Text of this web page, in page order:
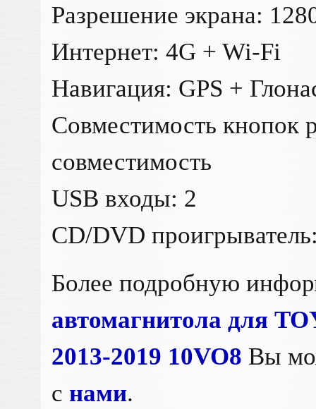
Разрешение экрана:
Интернет: 4G + Wi-Fi
Навигация: GPS +
Совместимость кнопок
совместимость
USB входы: 2
CD/DVD
Более подробную
автомагнитола для
2013-2019 10VO8 Вы
с нами.